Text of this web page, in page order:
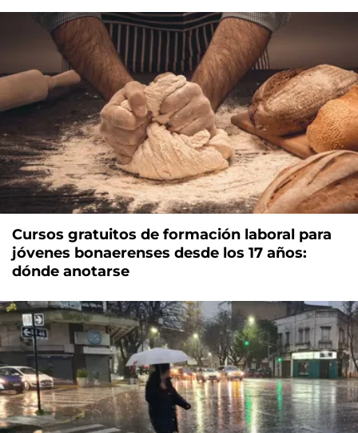
Cursos gratuitos de formación laboral para
jóvenes bonaerenses desde los 17 años:
dónde anotarse